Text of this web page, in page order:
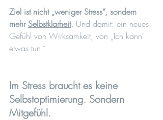
Ziel ist nicht „weniger Stress“, sondern
mehr Selbstklarheit. Und damit: ein neues
Gefühl von Wirksamkeit, von „Ich kann
etwas tun.“
Im Stress braucht es keine
Selbstoptimierung. Sondern
Mitgefühl.